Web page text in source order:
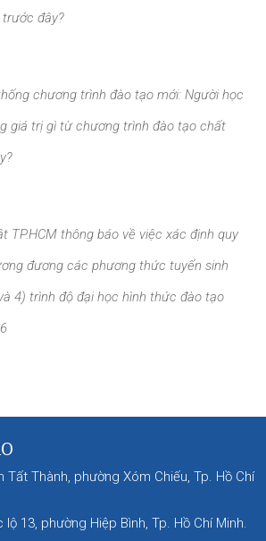
đây?
chương trình đào tạo mới: Người học
giá trị gì từ chương trình đào tạo chất
TP.HCM thông báo về việc xác định quy
đương các phương thức tuyển sinh
4) trình độ đại học hình thức đào tạo
Tất Thành, phường Xóm Chiếu, Tp. Hồ Chí
lộ 13, phường Hiệp Bình, Tp. Hồ Chí Minh.